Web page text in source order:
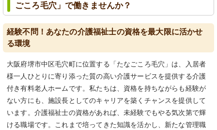
ごころ毛穴」で働きませんか？
経験不問！あなたの介護福祉士の資格を最大限に活かせ
る環境
大阪府堺市中区毛穴町に位置する「たなごころ毛穴」は、入居者
様一人ひとりに寄り添った質の高い介護サービスを提供する介護
付き有料老人ホームです。私たちは、資格を持ちながらも経験が
ない方にも、施設長としてのキャリアを築くチャンスを提供して
います。介護福祉士の資格があれば、未経験でもやる気次第で輝
ける職場です。これまで培ってきた知識を活かし、新たな管理職